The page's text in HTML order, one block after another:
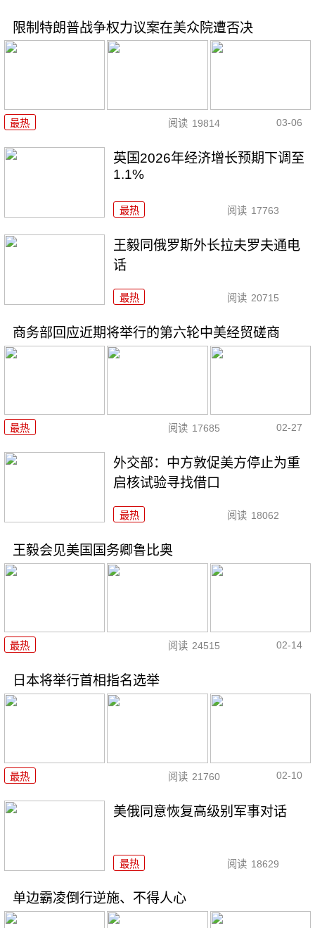
限制特朗普战争权力议案在美众院遭否决
最热 阅读 19814 03-06
英国2026年经济增长预期下调至
1.1%
最热 阅读 17763
王毅同俄罗斯外长拉夫罗夫通电
话
最热 阅读 20715
商务部回应近期将举行的第六轮中美经贸磋商
最热 阅读 17685 02-27
外交部：中方敦促美方停止为重
启核试验寻找借口
最热 阅读 18062
王毅会见美国国务卿鲁比奥
最热 阅读 24515 02-14
日本将举行首相指名选举
最热 阅读 21760 02-10
美俄同意恢复高级别军事对话
最热 阅读 18629
单边霸凌倒行逆施、不得人心